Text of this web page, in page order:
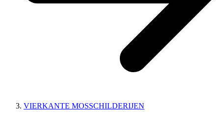
VIERKANTE MOSSCHILDERIJEN